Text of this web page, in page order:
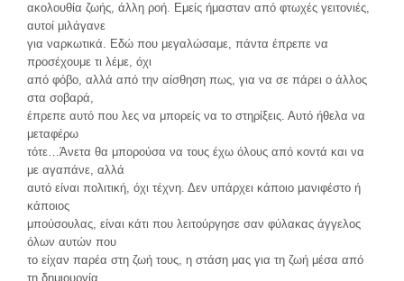
ακολουθία ζωής, άλλη ροή. Εμείς ήμασταν από φτωχές γειτονιές,
αυτοί μιλάγανε
για ναρκωτικά. Εδώ που μεγαλώσαμε, πάντα έπρεπε να
προσέχουμε τι λέμε, όχι
από φόβο, αλλά από την αίσθηση πως, για να σε πάρει ο άλλος
στα σοβαρά,
έπρεπε αυτό που λες να μπορείς να το στηρίξεις. Αυτό ήθελα να
μεταφέρω
τότε…Άνετα θα μπορούσα να τους έχω όλους από κοντά και να
με αγαπάνε, αλλά
αυτό είναι πολιτική, όχι τέχνη. Δεν υπάρχει κάποιο μανιφέστο ή
κάποιος
μπούσουλας, είναι κάτι που λειτούργησε σαν φύλακας άγγελος
όλων αυτών που
το είχαν παρέα στη ζωή τους, η στάση μας για τη ζωή μέσα από
τη δημιουργία